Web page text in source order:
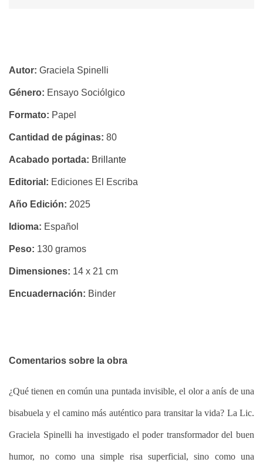
CAJA
MISTERIOSA
MARÍA
MAGDALENA
LENNER
DE
LÓPEZ
Y
LA
CAJA
MISTERIOSA
Autor: Graciela Spinelli
Género: Ensayo Sociólgico
Formato: Papel
Cantidad de páginas: 80
Acabado portada: Brillante
Editorial: Ediciones El Escriba
Año Edición: 2025
Idioma: Español
Peso: 130 gramos
Dimensiones: 14 x 21 cm
Encuadernación: Binder
Comentarios sobre la obra
¿Qué tienen en común una puntada invisible, el olor a anís de una
bisabuela y el camino más auténtico para transitar la vida? La Lic.
Graciela Spinelli ha investigado el poder transformador del buen
humor, no como una simple risa superficial, sino como una